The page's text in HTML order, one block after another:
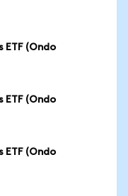
ETF (Ondo
ETF (Ondo
ETF (Ondo